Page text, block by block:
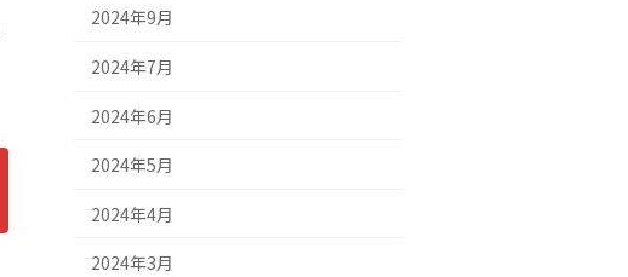
2024年9月
2024年7月
2024年6月
2024年5月
2024年4月
2024年3月